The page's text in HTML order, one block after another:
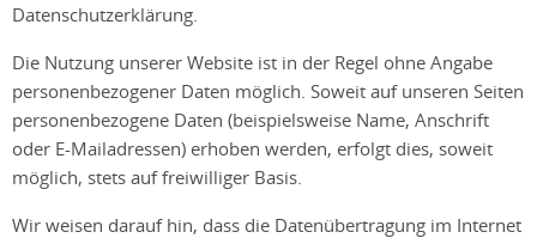
Datenschutzerklärung.
Die Nutzung unserer Website ist in der Regel ohne Angabe
personenbezogener Daten möglich. Soweit auf unseren Seiten
personenbezogene Daten (beispielsweise Name, Anschrift
oder E-Mailadressen) erhoben werden, erfolgt dies, soweit
möglich, stets auf freiwilliger Basis.
Wir weisen darauf hin, dass die Datenübertragung im Internet